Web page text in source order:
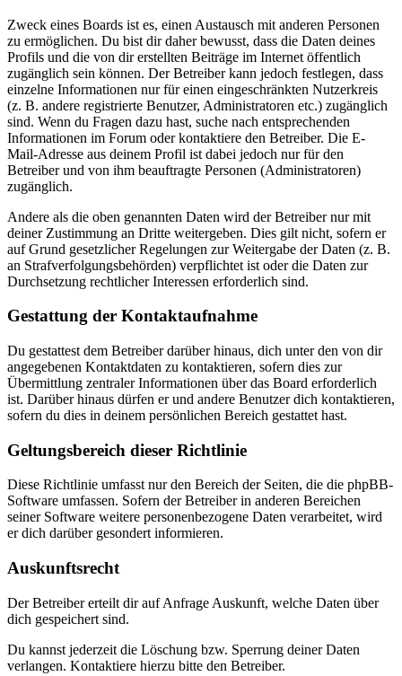
Zweck eines Boards ist es, einen Austausch mit anderen Personen
zu ermöglichen. Du bist dir daher bewusst, dass die Daten deines
Profils und die von dir erstellten Beiträge im Internet öffentlich
zugänglich sein können. Der Betreiber kann jedoch festlegen, dass
einzelne Informationen nur für einen eingeschränkten Nutzerkreis
(z. B. andere registrierte Benutzer, Administratoren etc.) zugänglich
sind. Wenn du Fragen dazu hast, suche nach entsprechenden
Informationen im Forum oder kontaktiere den Betreiber. Die E-
Mail-Adresse aus deinem Profil ist dabei jedoch nur für den
Betreiber und von ihm beauftragte Personen (Administratoren)
zugänglich.
Andere als die oben genannten Daten wird der Betreiber nur mit
deiner Zustimmung an Dritte weitergeben. Dies gilt nicht, sofern er
auf Grund gesetzlicher Regelungen zur Weitergabe der Daten (z. B.
an Strafverfolgungsbehörden) verpflichtet ist oder die Daten zur
Durchsetzung rechtlicher Interessen erforderlich sind.
Gestattung der Kontaktaufnahme
Du gestattest dem Betreiber darüber hinaus, dich unter den von dir
angegebenen Kontaktdaten zu kontaktieren, sofern dies zur
Übermittlung zentraler Informationen über das Board erforderlich
ist. Darüber hinaus dürfen er und andere Benutzer dich kontaktieren,
sofern du dies in deinem persönlichen Bereich gestattet hast.
Geltungsbereich dieser Richtlinie
Diese Richtlinie umfasst nur den Bereich der Seiten, die die phpBB-
Software umfassen. Sofern der Betreiber in anderen Bereichen
seiner Software weitere personenbezogene Daten verarbeitet, wird
er dich darüber gesondert informieren.
Auskunftsrecht
Der Betreiber erteilt dir auf Anfrage Auskunft, welche Daten über
dich gespeichert sind.
Du kannst jederzeit die Löschung bzw. Sperrung deiner Daten
verlangen. Kontaktiere hierzu bitte den Betreiber.